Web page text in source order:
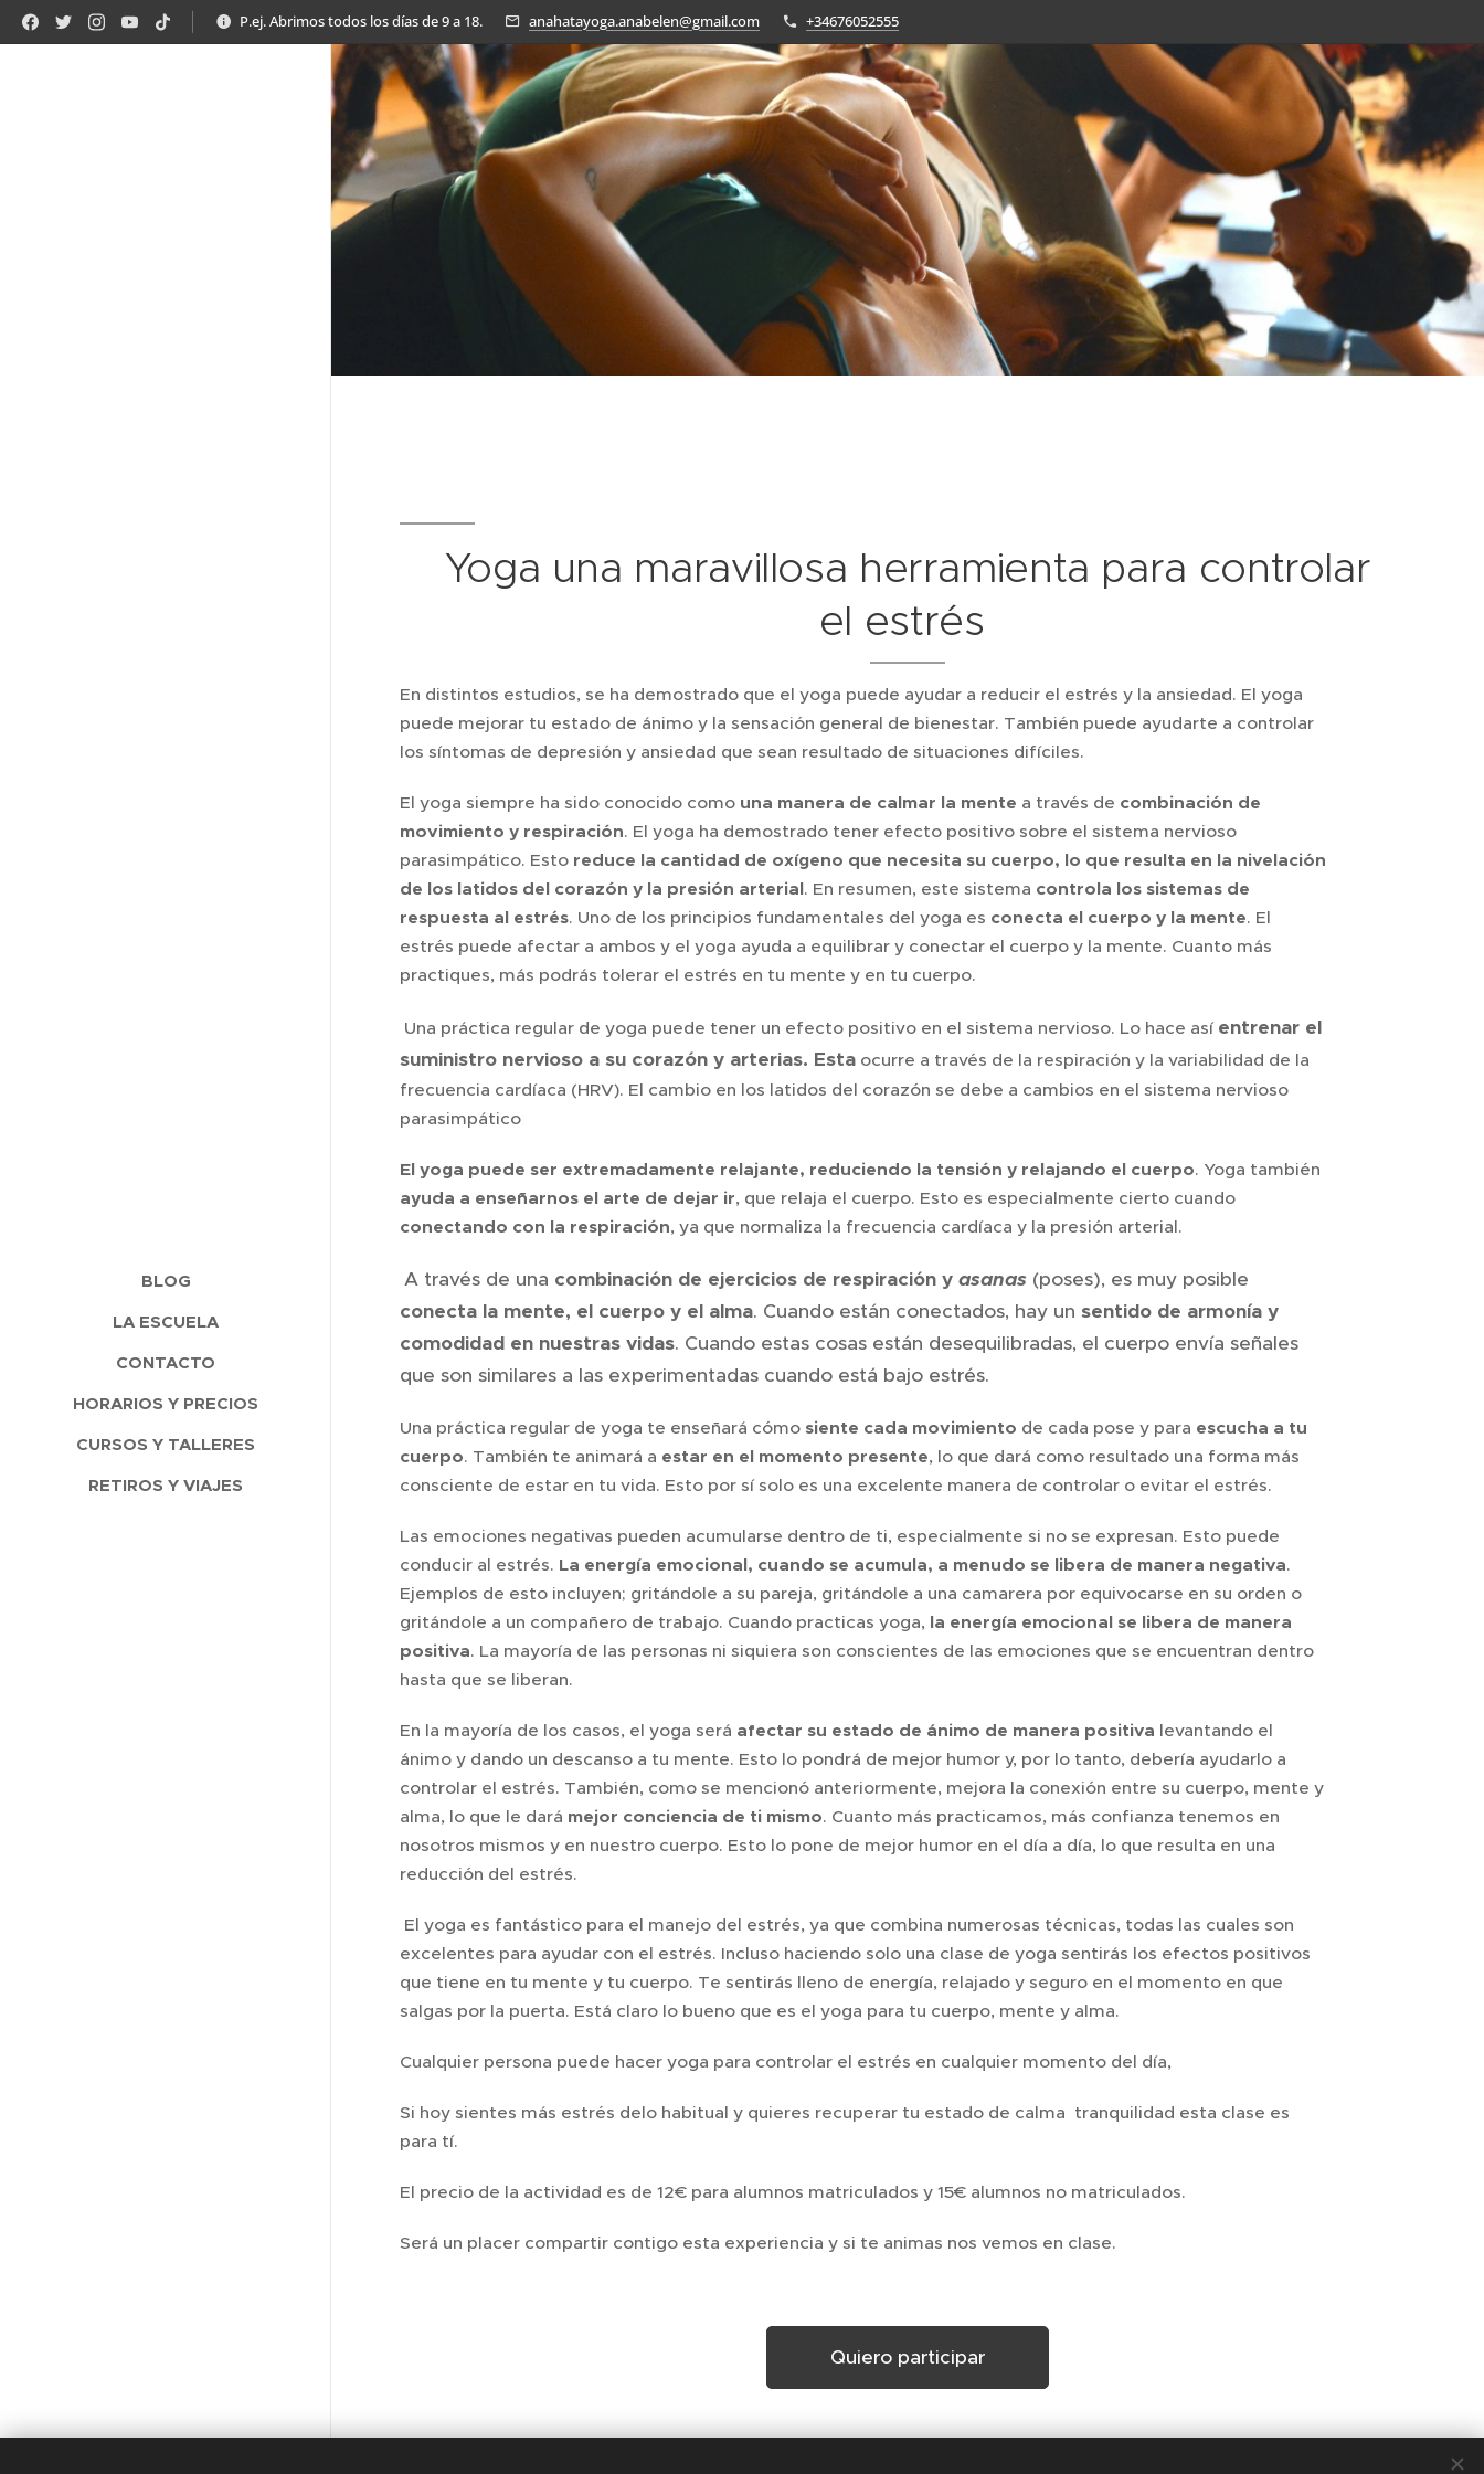
P.ej. Abrimos todos los días de 9 a 18. anahatayoga.anabelen@gmail.com +34676052555
BLOG
LA ESCUELA
CONTACTO
HORARIOS Y PRECIOS
CURSOS Y TALLERES
RETIROS Y VIAJES
Yoga una maravillosa herramienta para controlar
el estrés
En distintos estudios, se ha demostrado que el yoga puede ayudar a reducir el estrés y la ansiedad. El yoga
puede mejorar tu estado de ánimo y la sensación general de bienestar. También puede ayudarte a controlar
los síntomas de depresión y ansiedad que sean resultado de situaciones difíciles.
El yoga siempre ha sido conocido como una manera de calmar la mente a través de combinación de
movimiento y respiración. El yoga ha demostrado tener efecto positivo sobre el sistema nervioso
parasimpático. Esto reduce la cantidad de oxígeno que necesita su cuerpo, lo que resulta en la nivelación
de los latidos del corazón y la presión arterial. En resumen, este sistema controla los sistemas de
respuesta al estrés. Uno de los principios fundamentales del yoga es conecta el cuerpo y la mente. El
estrés puede afectar a ambos y el yoga ayuda a equilibrar y conectar el cuerpo y la mente. Cuanto más
practiques, más podrás tolerar el estrés en tu mente y en tu cuerpo.
Una práctica regular de yoga puede tener un efecto positivo en el sistema nervioso. Lo hace así entrenar el
suministro nervioso a su corazón y arterias. Esta ocurre a través de la respiración y la variabilidad de la
frecuencia cardíaca (HRV). El cambio en los latidos del corazón se debe a cambios en el sistema nervioso
parasimpático
El yoga puede ser extremadamente relajante, reduciendo la tensión y relajando el cuerpo. Yoga también
ayuda a enseñarnos el arte de dejar ir, que relaja el cuerpo. Esto es especialmente cierto cuando
conectando con la respiración, ya que normaliza la frecuencia cardíaca y la presión arterial.
A través de una combinación de ejercicios de respiración y asanas (poses), es muy posible
conecta la mente, el cuerpo y el alma. Cuando están conectados, hay un sentido de armonía y
comodidad en nuestras vidas. Cuando estas cosas están desequilibradas, el cuerpo envía señales
que son similares a las experimentadas cuando está bajo estrés.
Una práctica regular de yoga te enseñará cómo siente cada movimiento de cada pose y para escucha a tu
cuerpo. También te animará a estar en el momento presente, lo que dará como resultado una forma más
consciente de estar en tu vida. Esto por sí solo es una excelente manera de controlar o evitar el estrés.
Las emociones negativas pueden acumularse dentro de ti, especialmente si no se expresan. Esto puede
conducir al estrés. La energía emocional, cuando se acumula, a menudo se libera de manera negativa.
Ejemplos de esto incluyen; gritándole a su pareja, gritándole a una camarera por equivocarse en su orden o
gritándole a un compañero de trabajo. Cuando practicas yoga, la energía emocional se libera de manera
positiva. La mayoría de las personas ni siquiera son conscientes de las emociones que se encuentran dentro
hasta que se liberan.
En la mayoría de los casos, el yoga será afectar su estado de ánimo de manera positiva levantando el
ánimo y dando un descanso a tu mente. Esto lo pondrá de mejor humor y, por lo tanto, debería ayudarlo a
controlar el estrés. También, como se mencionó anteriormente, mejora la conexión entre su cuerpo, mente y
alma, lo que le dará mejor conciencia de ti mismo. Cuanto más practicamos, más confianza tenemos en
nosotros mismos y en nuestro cuerpo. Esto lo pone de mejor humor en el día a día, lo que resulta en una
reducción del estrés.
El yoga es fantástico para el manejo del estrés, ya que combina numerosas técnicas, todas las cuales son
excelentes para ayudar con el estrés. Incluso haciendo solo una clase de yoga sentirás los efectos positivos
que tiene en tu mente y tu cuerpo. Te sentirás lleno de energía, relajado y seguro en el momento en que
salgas por la puerta. Está claro lo bueno que es el yoga para tu cuerpo, mente y alma.
Cualquier persona puede hacer yoga para controlar el estrés en cualquier momento del día,
Si hoy sientes más estrés delo habitual y quieres recuperar tu estado de calma tranquilidad esta clase es
para tí.
El precio de la actividad es de 12€ para alumnos matriculados y 15€ alumnos no matriculados.
Será un placer compartir contigo esta experiencia y si te animas nos vemos en clase.
Quiero participar